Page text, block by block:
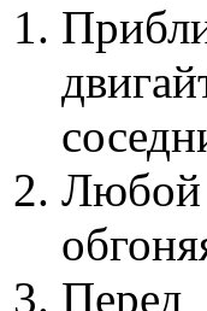
Любой
Перед